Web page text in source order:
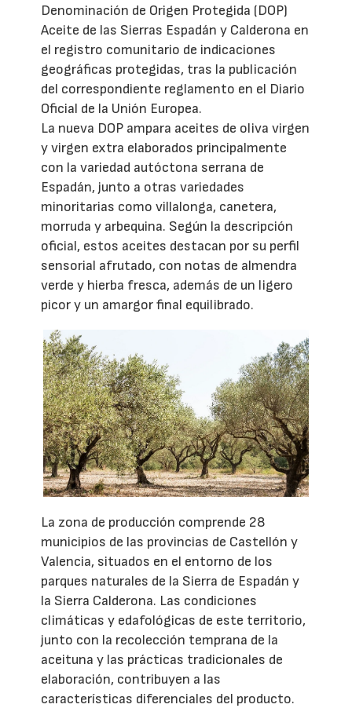
Denominación de Origen Protegida (DOP)
Aceite de las Sierras Espadán y Calderona en
el registro comunitario de indicaciones
geográficas protegidas, tras la publicación
del correspondiente reglamento en el Diario
Oficial de la Unión Europea.
La nueva DOP ampara aceites de oliva virgen
y virgen extra elaborados principalmente
con la variedad autóctona serrana de
Espadán, junto a otras variedades
minoritarias como villalonga, canetera,
morruda y arbequina. Según la descripción
oficial, estos aceites destacan por su perfil
sensorial afrutado, con notas de almendra
verde y hierba fresca, además de un ligero
picor y un amargor final equilibrado.
La zona de producción comprende 28
municipios de las provincias de Castellón y
Valencia, situados en el entorno de los
parques naturales de la Sierra de Espadán y
la Sierra Calderona. Las condiciones
climáticas y edafológicas de este territorio,
junto con la recolección temprana de la
aceituna y las prácticas tradicionales de
elaboración, contribuyen a las
características diferenciales del producto.